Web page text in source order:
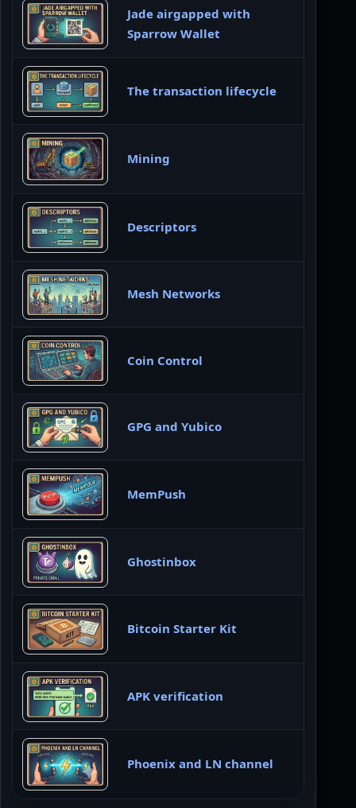
Jade airgapped with
Sparrow Wallet
The transaction lifecycle
Mining
Descriptors
Mesh Networks
Coin Control
GPG and Yubico
MemPush
Ghostinbox
Bitcoin Starter Kit
APK verification
Phoenix and LN channel